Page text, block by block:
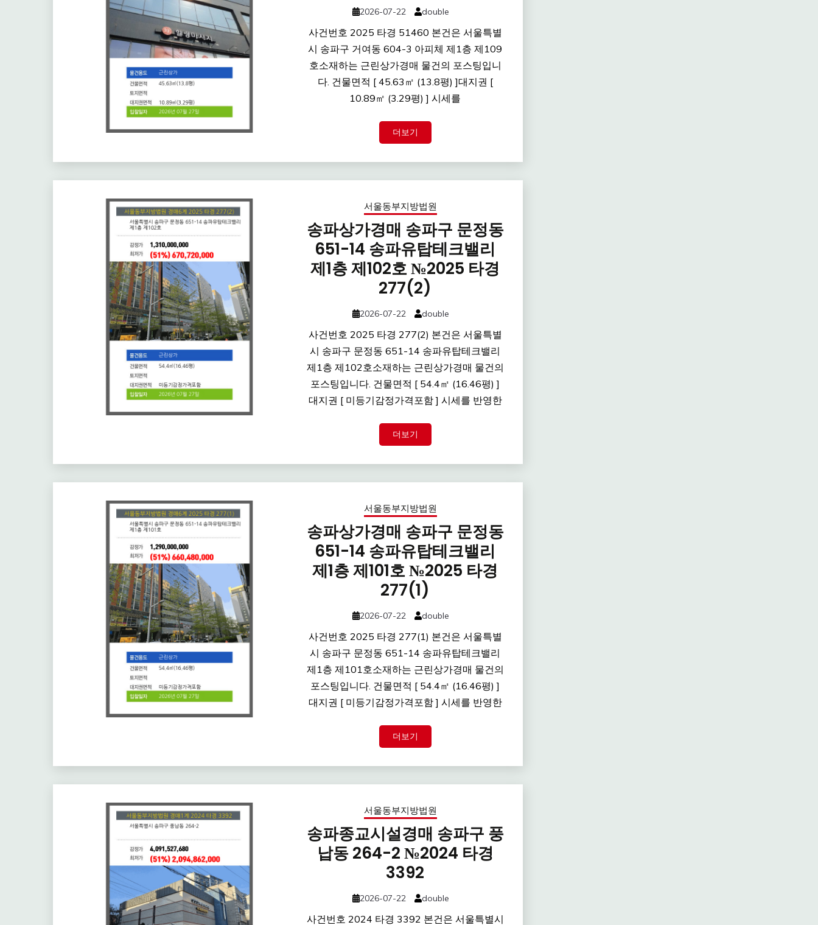
2026-07-22 double
사건번호 2025 타경 51460 본건은 서울특별
시 송파구 거여동 604-3 아피체 제1층 제109
호소재하는 근린상가경매 물건의 포스팅입니
다. 건물면적 [ 45.63㎡ (13.8평) ]대지권 [
10.89㎡ (3.29평) ] 시세를
더보기
서울동부지방법원
송파상가경매 송파구 문정동
651-14 송파유탑테크밸리
제1층 제102호 №2025 타경
277(2)
2026-07-22 double
사건번호 2025 타경 277(2) 본건은 서울특별
시 송파구 문정동 651-14 송파유탑테크밸리
제1층 제102호소재하는 근린상가경매 물건의
포스팅입니다. 건물면적 [ 54.4㎡ (16.46평) ]
대지권 [ 미등기감정가격포함 ] 시세를 반영한
더보기
서울동부지방법원
송파상가경매 송파구 문정동
651-14 송파유탑테크밸리
제1층 제101호 №2025 타경
277(1)
2026-07-22 double
사건번호 2025 타경 277(1) 본건은 서울특별
시 송파구 문정동 651-14 송파유탑테크밸리
제1층 제101호소재하는 근린상가경매 물건의
포스팅입니다. 건물면적 [ 54.4㎡ (16.46평) ]
대지권 [ 미등기감정가격포함 ] 시세를 반영한
더보기
서울동부지방법원
송파종교시설경매 송파구 풍
납동 264-2 №2024 타경
3392
2026-07-22 double
사건번호 2024 타경 3392 본건은 서울특별시